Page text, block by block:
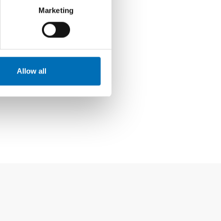
Marketing
Allow all